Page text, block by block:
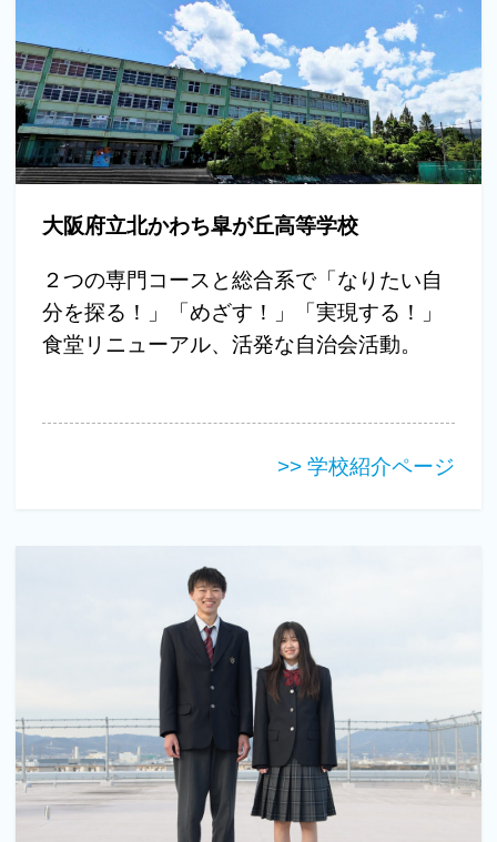
大阪府立北かわち皐が丘高等学校
２つの専門コースと総合系で「なりたい自
分を探る！」「めざす！」「実現する！」
食堂リニューアル、活発な自治会活動。
>> 学校紹介ページ